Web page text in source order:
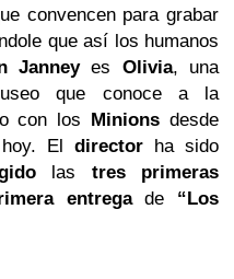
convencen para grabar
que así los humanos
Janneyes Olivia, una
que conoce a la
con los Minionsdesde
El director ha sido
las tres primeras
entregade “Los